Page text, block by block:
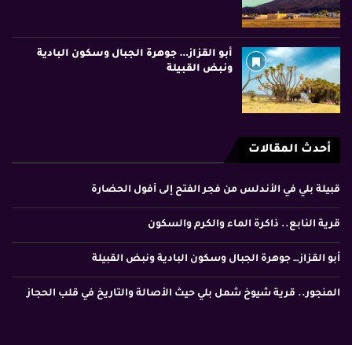
أبو القزاز… جوهرة الجبال وسكون البادية
ونبض القبيلة
أحدث المقالات
قبيلة بلي في الأندلس من فجر الفتح إلى أفول الحضارة
قرية النابع.. ذاكرة الماء والكرم والسكون
أبو القزاز… جوهرة الجبال وسكون البادية ونبض القبيلة
المنجور.. قرية شيوخ شمل بلي حيث الأصالة والتاريخ في قلب الحجاز